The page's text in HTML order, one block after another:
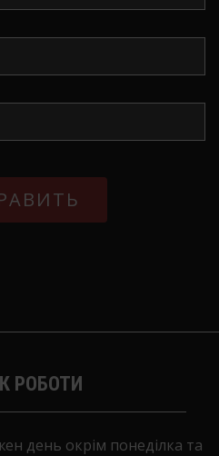
РОБОТИ
день окрім понеділка та